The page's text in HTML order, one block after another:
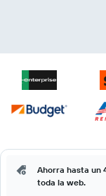
Ahorra hasta un
toda la web.